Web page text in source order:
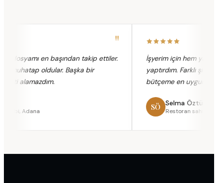
en başından takip ettiler.
oldular. Başka bir
alamazdım.
Adana
İşyerim için hem yangın
yaptırdım. Farklı
bütçeme en uygun
SÖ Selma Öztürk
Restoran sahibi,